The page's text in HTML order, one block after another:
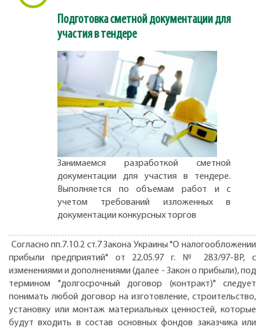
Подготовка сметной документации для
участия в тендере
Занимаемся разработкой сметной
документации для участия в тендере.
Выполняется по объемам работ и с
учетом требований изложенных в
документации конкурсных торгов
Согласно пп.7.10.2 ст.7 Закона Украины "О налогообложении
прибыли предприятий" от 22.05.97 г. № 283/97-ВР, с
изменениями и дополнениями (далее - Закон о прибыли), под
термином "долгосрочный договор (контракт)" следует
понимать любой договор на изготовление, строительство,
установку или монтаж материальных ценностей, которые
будут входить в состав основных фондов заказчика или